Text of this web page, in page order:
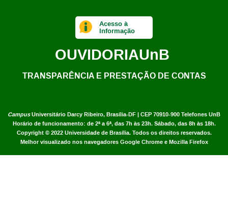
CampusUniversitário Darcy Ribeiro, Brasília-DF | CEP 70910-900 Telefones UnB
Horário de funcionamento: de 2ª a 6ª, das 7h às 23h. Sábado, das 8h às 18h.
Copyright © 2022 Universidade de Brasília. Todos os direitos reservados.
Melhor visualizado nos navegadores Google Chrome e Mozilla Firefox
Acesso à
Informação
OUVIDORIAUnB
TRANSPARÊNCIA E PRESTAÇÃO DE CONTAS